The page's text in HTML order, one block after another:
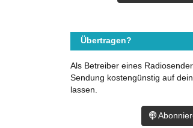
Übertragen?
Als Betreiber eines
Sendung kostengünstig auf
lassen.